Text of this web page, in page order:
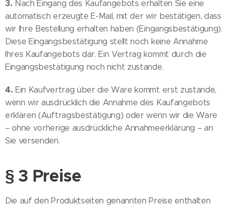
3. Nach Eingang des Kaufangebots erhalten Sie eine
automatisch erzeugte E-Mail, mit der wir bestätigen, dass
wir Ihre Bestellung erhalten haben (Eingangsbestätigung).
Diese Eingangsbestätigung stellt noch keine Annahme
Ihres Kaufangebots dar. Ein Vertrag kommt durch die
Eingangsbestätigung noch nicht zustande.
4. Ein Kaufvertrag über die Ware kommt erst zustande,
wenn wir ausdrücklich die Annahme des Kaufangebots
erklären (Auftragsbestätigung) oder wenn wir die Ware
– ohne vorherige ausdrückliche Annahmeerklärung – an
Sie versenden.
§ 3 Preise
Die auf den Produktseiten genannten Preise enthalten